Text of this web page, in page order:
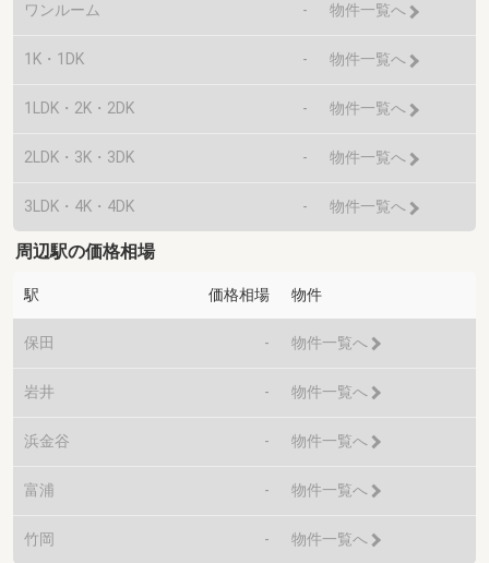
ワンルーム - 物件一覧へ
1K・1DK - 物件一覧へ
1LDK・2K・2DK - 物件一覧へ
2LDK・3K・3DK - 物件一覧へ
3LDK・4K・4DK - 物件一覧へ
周辺駅の価格相場
駅 価格相場 物件
保田 - 物件一覧へ
岩井 - 物件一覧へ
浜金谷 - 物件一覧へ
富浦 - 物件一覧へ
竹岡 - 物件一覧へ